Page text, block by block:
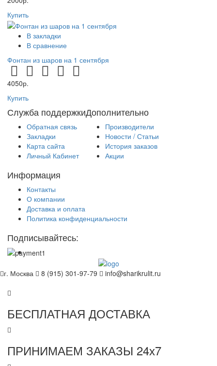
Купить
В закладки
В сравнение
Фонтан из шаров на 1 сентября
4050р.
Купить
Служба поддержки
Обратная связь
Закладки
Карта сайта
Личный Кабинет
Дополнительно
Производители
Новости / Статьи
История заказов
Акции
Информация
Контакты
О компании
Доставка и оплата
Политика конфиденциальности
Подписывайтесь:
г. Москва 8 (915) 301-97-79 info@sharikrulit.ru
БЕСПЛАТНАЯ ДОСТАВКА
ПРИНИМАЕМ ЗАКАЗЫ 24х7